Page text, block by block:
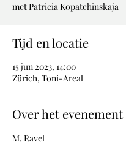
met Patricia Kopatchinskaja
Tijd en locatie
15 jun 2023, 14:00
Zürich, Toni-Areal
Over het evenement
M. Ravel